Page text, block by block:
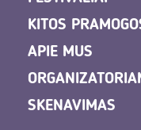
KITOS
APIE MUS
SKENAVIMAS